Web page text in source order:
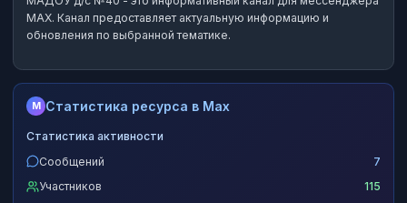
MAX. Канал предоставляет актуальную информацию и
обновления по выбранной тематике.
M Статистика ресурса в Max
Статистика активности
Сообщений
7
Участников
115